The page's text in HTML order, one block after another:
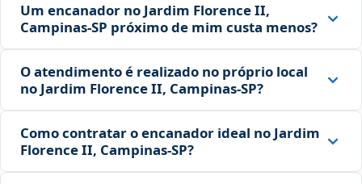
Um encanador no Jardim Florence II,
Campinas‑SP próximo de mim custa menos?
O atendimento é realizado no próprio local
no Jardim Florence II, Campinas‑SP?
Como contratar o encanador ideal no Jardim
Florence II, Campinas‑SP?